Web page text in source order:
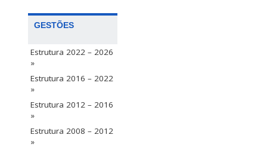
GESTÕES
Estrutura 2022 – 2026
»
Estrutura 2016 – 2022
»
Estrutura 2012 – 2016
»
Estrutura 2008 – 2012
»